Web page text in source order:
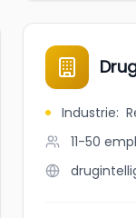
Industrie:
11-50